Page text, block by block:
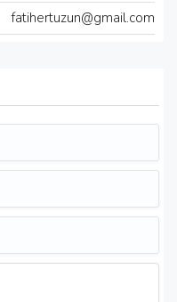
fatihertuzun@gmail.com